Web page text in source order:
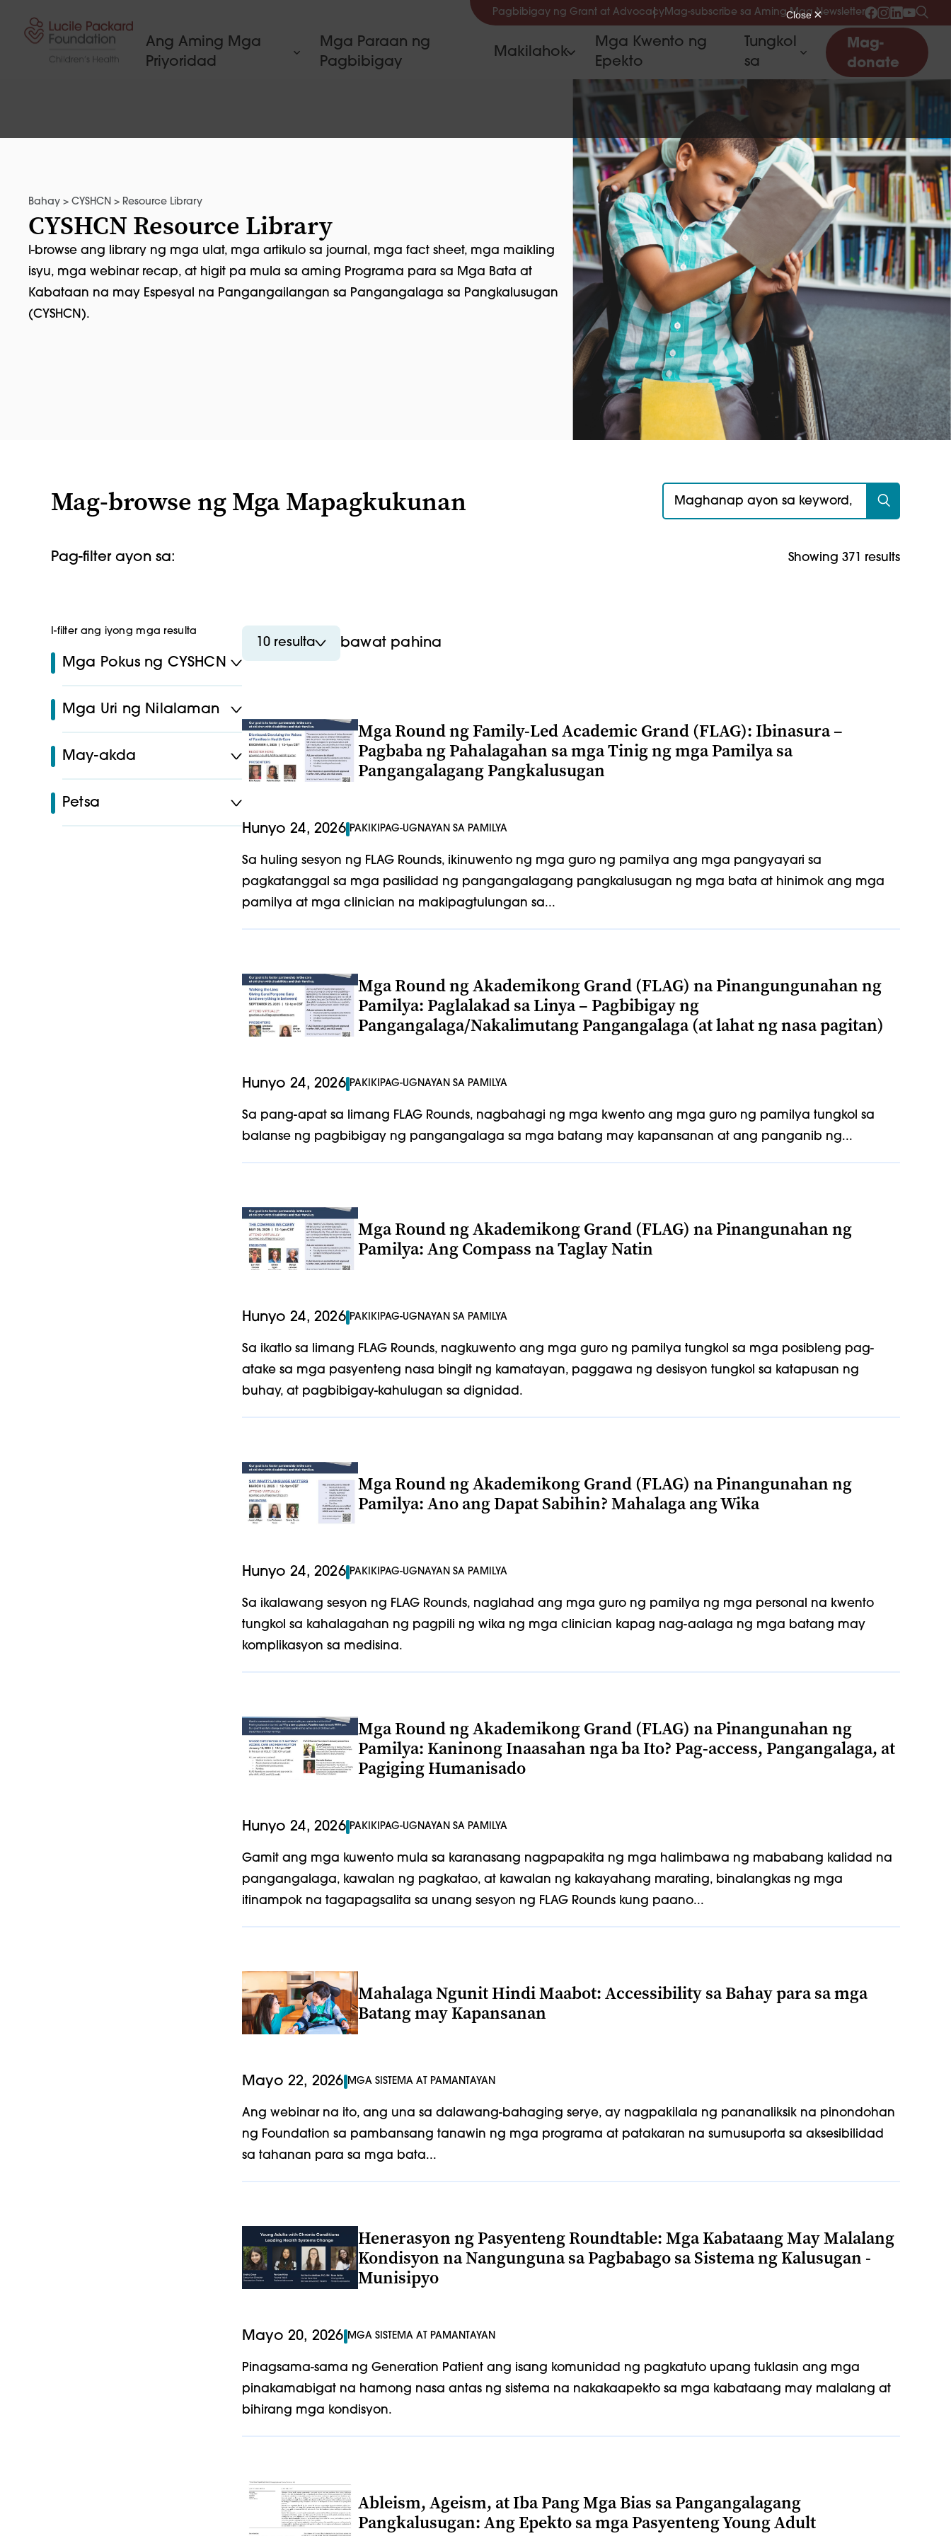
Pagbibigay ng Grant at AdvocacyMag-subscribe sa Aming Mga Newsletter
Ang Aming Mga
Priyoridad
Mga Paraan ng
Pagbibigay
Makilahok
Mga Kwento ng
Epekto
Tungkol
sa
Mag-
donate
Bahay > CYSHCN > Resource Library
CYSHCN Resource Library
I-browse ang library ng mga ulat, mga artikulo sa journal, mga fact sheet, mga maikling
isyu, mga webinar recap, at higit pa mula sa aming Programa para sa Mga Bata at
Kabataan na may Espesyal na Pangangailangan sa Pangangalaga sa Pangkalusugan
(CYSHCN).
Mag-browse ng Mga Mapagkukunan Maghanap para sa:
Pag-filter ayon sa: Showing 371 results
I-filter ang iyong mga resulta
Mga Pokus ng CYSHCN
Mga Uri ng Nilalaman
May-akda
Petsa
10 resulta bawat pahina
Mga Round ng Family-Led Academic Grand (FLAG): Ibinasura –
Pagbaba ng Pahalagahan sa mga Tinig ng mga Pamilya sa
Pangangalagang Pangkalusugan
Hunyo 24, 2026 PAKIKIPAG-UGNAYAN SA PAMILYA
Sa huling sesyon ng FLAG Rounds, ikinuwento ng mga guro ng pamilya ang mga pangyayari sa
pagkatanggal sa mga pasilidad ng pangangalagang pangkalusugan ng mga bata at hinimok ang mga
pamilya at mga clinician na makipagtulungan sa...
Mga Round ng Akademikong Grand (FLAG) na Pinangungunahan ng
Pamilya: Paglalakad sa Linya – Pagbibigay ng
Pangangalaga/Nakalimutang Pangangalaga (at lahat ng nasa pagitan)
Hunyo 24, 2026 PAKIKIPAG-UGNAYAN SA PAMILYA
Sa pang-apat sa limang FLAG Rounds, nagbahagi ng mga kwento ang mga guro ng pamilya tungkol sa
balanse ng pagbibigay ng pangangalaga sa mga batang may kapansanan at ang panganib ng...
Mga Round ng Akademikong Grand (FLAG) na Pinangunahan ng
Pamilya: Ang Compass na Taglay Natin
Hunyo 24, 2026 PAKIKIPAG-UGNAYAN SA PAMILYA
Sa ikatlo sa limang FLAG Rounds, nagkuwento ang mga guro ng pamilya tungkol sa mga posibleng pag-
atake sa mga pasyenteng nasa bingit ng kamatayan, paggawa ng desisyon tungkol sa katapusan ng
buhay, at pagbibigay-kahulugan sa dignidad.
Mga Round ng Akademikong Grand (FLAG) na Pinangunahan ng
Pamilya: Ano ang Dapat Sabihin? Mahalaga ang Wika
Hunyo 24, 2026 PAKIKIPAG-UGNAYAN SA PAMILYA
Sa ikalawang sesyon ng FLAG Rounds, naglahad ang mga guro ng pamilya ng mga personal na kwento
tungkol sa kahalagahan ng pagpili ng wika ng mga clinician kapag nag-aalaga ng mga batang may
komplikasyon sa medisina.
Mga Round ng Akademikong Grand (FLAG) na Pinangunahan ng
Pamilya: Kaninong Inaasahan nga ba Ito? Pag-access, Pangangalaga, at
Pagiging Humanisado
Hunyo 24, 2026 PAKIKIPAG-UGNAYAN SA PAMILYA
Gamit ang mga kuwento mula sa karanasang nagpapakita ng mga halimbawa ng mababang kalidad na
pangangalaga, kawalan ng pagkatao, at kawalan ng kakayahang marating, binalangkas ng mga
itinampok na tagapagsalita sa unang sesyon ng FLAG Rounds kung paano...
Mahalaga Ngunit Hindi Maabot: Accessibility sa Bahay para sa mga
Batang may Kapansanan
Mayo 22, 2026 MGA SISTEMA AT PAMANTAYAN
Ang webinar na ito, ang una sa dalawang-bahaging serye, ay nagpakilala ng pananaliksik na pinondohan
ng Foundation sa pambansang tanawin ng mga programa at patakaran na sumusuporta sa aksesibilidad
sa tahanan para sa mga bata...
Henerasyon ng Pasyenteng Roundtable: Mga Kabataang May Malalang
Kondisyon na Nangunguna sa Pagbabago sa Sistema ng Kalusugan -
Munisipyo
Mayo 20, 2026 MGA SISTEMA AT PAMANTAYAN
Pinagsama-sama ng Generation Patient ang isang komunidad ng pagkatuto upang tuklasin ang mga
pinakamabigat na hamong nasa antas ng sistema na nakakaapekto sa mga kabataang may malalang at
bihirang mga kondisyon.
Ableism, Ageism, at Iba Pang Mga Bias sa Pangangalagang
Pangkalusugan: Ang Epekto sa mga Pasyenteng Young Adult